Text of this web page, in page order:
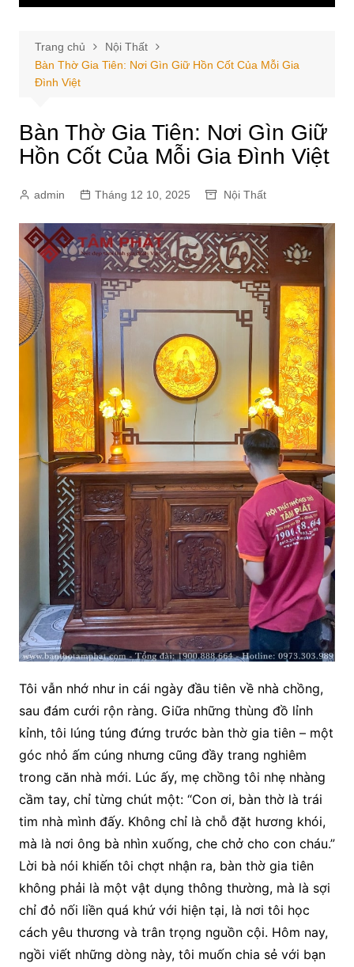
Trang chủ
Nội Thất
Bàn Thờ Gia Tiên: Nơi Gìn Giữ Hồn Cốt Của Mỗi Gia
Đình Việt
Bàn Thờ Gia Tiên: Nơi Gìn Giữ
Hồn Cốt Của Mỗi Gia Đình Việt
admin Tháng 12 10, 2025 Nội Thất
Tôi vẫn nhớ như in cái ngày đầu tiên về nhà chồng,
sau đám cưới rộn ràng. Giữa những thùng đồ lỉnh
kỉnh, tôi lúng túng đứng trước bàn thờ gia tiên – một
góc nhỏ ấm cúng nhưng cũng đầy trang nghiêm
trong căn nhà mới. Lúc ấy, mẹ chồng tôi nhẹ nhàng
cầm tay, chỉ từng chút một: “Con ơi, bàn thờ là trái
tim nhà mình đấy. Không chỉ là chỗ đặt hương khói,
mà là nơi ông bà nhìn xuống, che chở cho con cháu.”
Lời bà nói khiến tôi chợt nhận ra, bàn thờ gia tiên
không phải là một vật dụng thông thường, mà là sợi
chỉ đỏ nối liền quá khứ với hiện tại, là nơi tôi học
cách yêu thương và trân trọng nguồn cội. Hôm nay,
ngồi viết những dòng này, tôi muốn chia sẻ với bạn